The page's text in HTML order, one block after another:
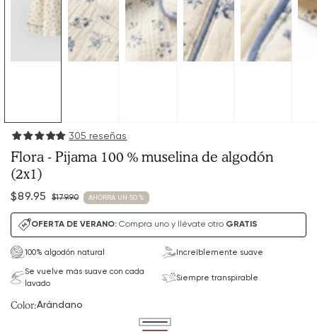
305 reseñas
Flora - Pijama 100 % muselina de algodón
(2x1)
habitual
$179.90
de
venta
$89.95 AHORRA UN 50 %
OFERTA DE VERANO: Compra uno y llévate otro GRATIS
100% algodón natural Increíblemente suave
Se vuelve más suave con cada
lavado
Siempre transpirable
Color:Arándano
Variante